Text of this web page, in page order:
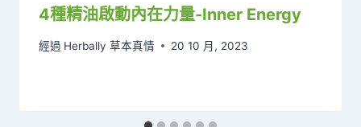
4種精油啟動內在力量-Inner Energy
經過 Herbally 草本真情 20 10 月, 2023